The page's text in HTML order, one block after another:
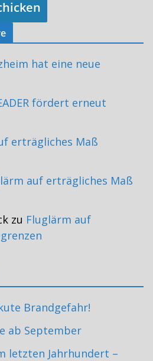
hat eine neue
fördert erneut
erträgliches Maß
auf erträgliches Maß
zu Fluglärm auf
Brandgefahr!
ab September
letzten Jahrhundert –